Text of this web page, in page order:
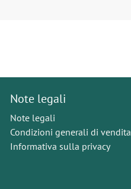
Note legali
Note legali
Condizioni generali di vendita
Informativa sulla privacy